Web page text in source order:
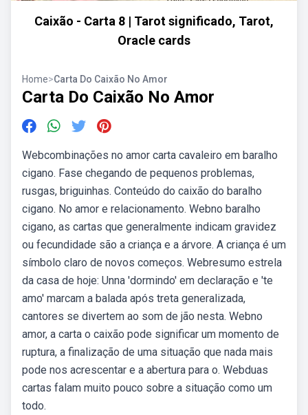
Caixão - Carta 8 | Tarot significado, Tarot,
Oracle cards
Home>Carta Do Caixão No Amor
Carta Do Caixão No Amor
Webcombinações no amor carta cavaleiro em baralho
cigano. Fase chegando de pequenos problemas,
rusgas, briguinhas. Conteúdo do caixão do baralho
cigano. No amor e relacionamento. Webno baralho
cigano, as cartas que generalmente indicam gravidez
ou fecundidade são a criança e a árvore. A criança é um
símbolo claro de novos começos. Webresumo estrela
da casa de hoje: Unna 'dormindo' em declaração e 'te
amo' marcam a balada após treta generalizada,
cantores se divertem ao som de jão nesta. Webno
amor, a carta o caixão pode significar um momento de
ruptura, a finalização de uma situação que nada mais
pode nos acrescentar e a abertura para o. Webduas
cartas falam muito pouco sobre a situação como um
todo.